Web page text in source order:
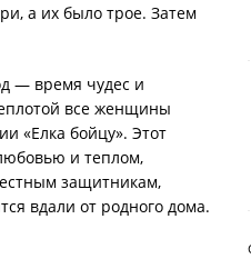
а их было трое. Затем
— время чудес и
все женщины
«Елка бойцу». Этот
и теплом,
защитникам,
вдали от родного дома.